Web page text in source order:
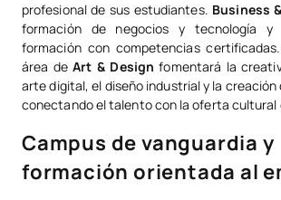
profesional de sus estudiantes. Business
formación de negocios y tecnología y
formación con competencias
área deArt & Design fomentará la
arte digital, el diseño industrial y la creación
conectando el talento con la oferta cultural
Campus de vanguardia y
formación orientada al